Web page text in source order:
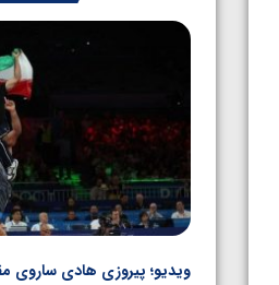
ویدیو؛ پیروزی هادی ساروی